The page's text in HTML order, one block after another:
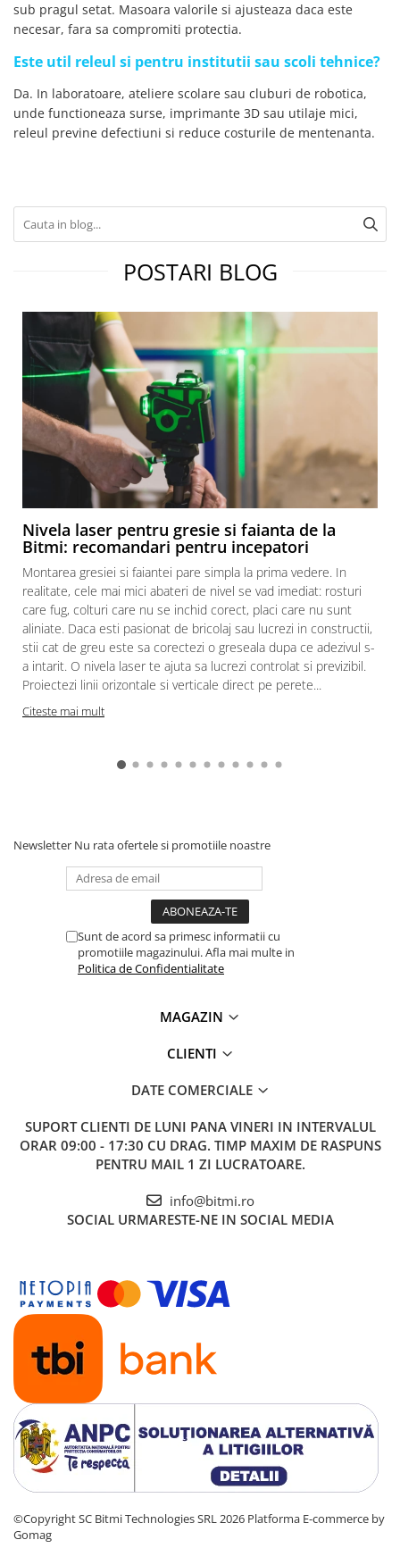
sub pragul setat. Masoara valorile si ajusteaza daca este
necesar, fara sa compromiti protectia.
Este util releul si pentru institutii sau scoli tehnice?
Da. In laboratoare, ateliere scolare sau cluburi de robotica,
unde functioneaza surse, imprimante 3D sau utilaje mici,
releul previne defectiuni si reduce costurile de mentenanta.
POSTARI BLOG
Nivela laser pentru gresie si faianta de la
Bitmi: recomandari pentru incepatori
Montarea gresiei si faiantei pare simpla la prima vedere. In
realitate, cele mai mici abateri de nivel se vad imediat: rosturi
care fug, colturi care nu se inchid corect, placi care nu sunt
aliniate. Daca esti pasionat de bricolaj sau lucrezi in constructii,
stii cat de greu este sa corectezi o greseala dupa ce adezivul s-
a intarit. O nivela laser te ajuta sa lucrezi controlat si previzibil.
Proiectezi linii orizontale si verticale direct pe perete...
Citeste mai mult
Newsletter Nu rata ofertele si promotiile noastre
Sunt de acord sa primesc informatii cu
promotiile magazinului. Afla mai multe in
Politica de Confidentialitate
MAGAZIN
CLIENTI
DATE COMERCIALE
SUPORT CLIENTI DE LUNI PANA VINERI IN INTERVALUL
ORAR 09:00 - 17:30 CU DRAG. TIMP MAXIM DE RASPUNS
PENTRU MAIL 1 ZI LUCRATOARE.
info@bitmi.ro
SOCIAL URMARESTE-NE IN SOCIAL MEDIA
©Copyright SC Bitmi Technologies SRL 2026 Platforma E-commerce by
Gomag